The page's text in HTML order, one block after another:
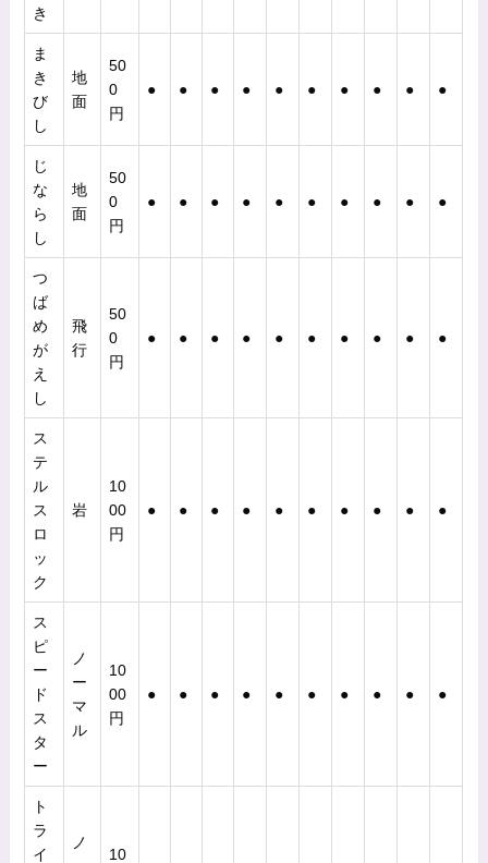
き
ま
き
び
し
地
面
50
0
円
● ● ● ● ● ● ● ● ● ●
じ
な
ら
し
地
面
50
0
円
● ● ● ● ● ● ● ● ● ●
つ
ば
め
が
え
し
飛
行
50
0
円
● ● ● ● ● ● ● ● ● ●
ス
テ
ル
ス
ロ
ッ
ク
岩
10
00
円
● ● ● ● ● ● ● ● ● ●
ス
ピ
ー
ド
ス
タ
ー
ノ
ー
マ
ル
10
00
円
● ● ● ● ● ● ● ● ● ●
ト
ラ
イ
ノ
10